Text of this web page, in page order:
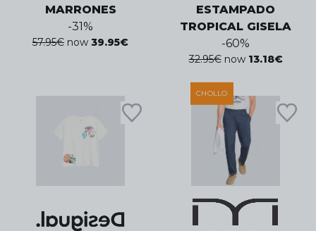
MARRONES
-31%
57.95€ now 39.95€
ESTAMPADO
TROPICAL GISELA
-60%
32.95€ now 13.18€
CHOLLO